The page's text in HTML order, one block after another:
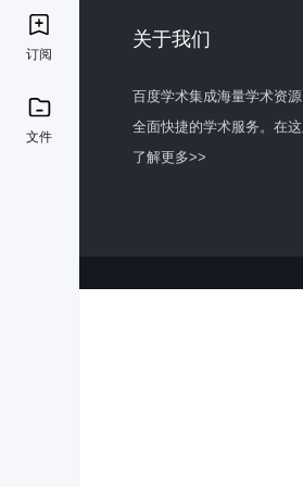
订阅
文件
关于我们
百度学术集成海量学术资
全面快捷的学术服务。在
了解更多>>